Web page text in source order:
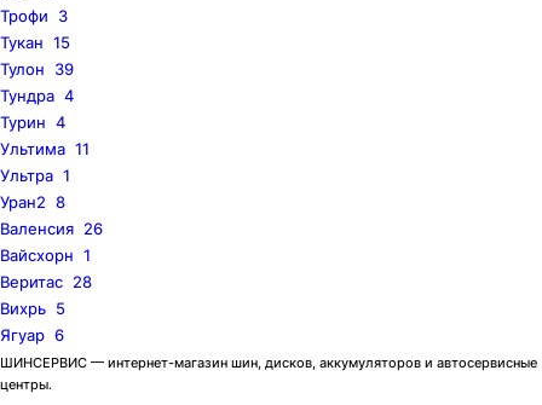
Трофи
3
Тукан 15
Тулон
39
Тундра 4
Турин 4
Ультима 11
Ультра 1
Уран2 8
Валенсия 26
Вайсхорн 1
Веритас 28
Вихрь 5
Ягуар 6
ШИНСЕРВИС — интернет-магазин шин, дисков, аккумуляторов и автосервисные
центры.